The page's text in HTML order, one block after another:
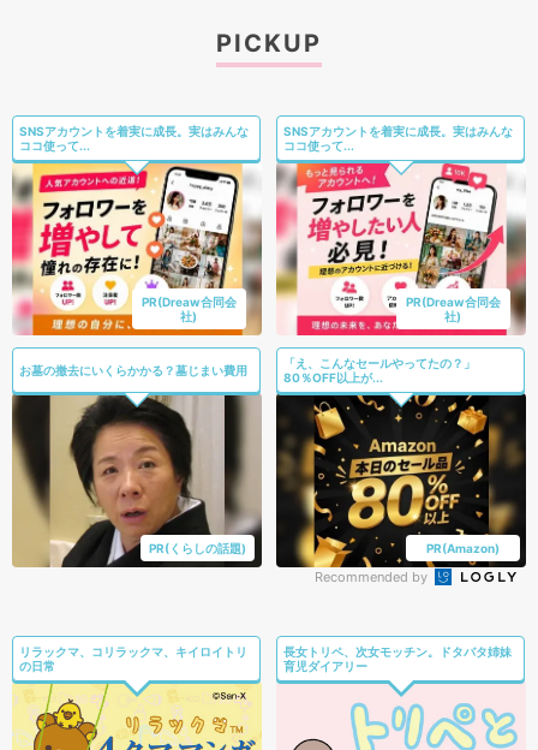
PICKUP
SNSアカウントを着実に成長。実はみんな
ココ使って...
PR(Dreaw合同会
社)
SNSアカウントを着実に成長。実はみんな
ココ使って...
PR(Dreaw合同会
社)
お墓の撤去にいくらかかる？墓じまい費用
PR(くらしの話題)
「え、こんなセールやってたの？」
80％OFF以上が...
PR(Amazon)
Recommended by
リラックマ、コリラックマ、キイロイトリ
の日常
長女トリペ、次女モッチン。ドタバタ姉妹
育児ダイアリー